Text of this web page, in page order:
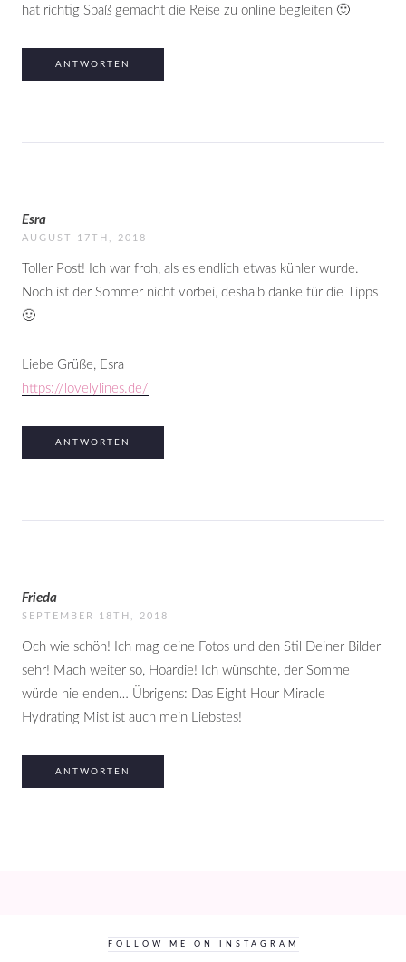
hat richtig Spaß gemacht die Reise zu online begleiten 🙂
ANTWORTEN
Esra
AUGUST 17TH, 2018
Toller Post! Ich war froh, als es endlich etwas kühler wurde.
Noch ist der Sommer nicht vorbei, deshalb danke für die Tipps
🙂
Liebe Grüße, Esra
https://lovelylines.de/
ANTWORTEN
Frieda
SEPTEMBER 18TH, 2018
Och wie schön! Ich mag deine Fotos und den Stil Deiner Bilder
sehr! Mach weiter so, Hoardie! Ich wünschte, der Somme
würde nie enden… Übrigens: Das Eight Hour Miracle
Hydrating Mist ist auch mein Liebstes!
ANTWORTEN
FOLLOW ME ON INSTAGRAM